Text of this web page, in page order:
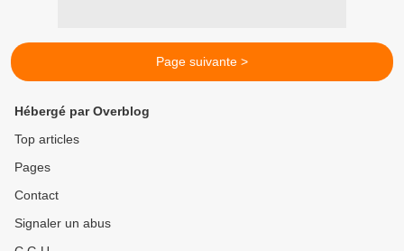
Page suivante >
Hébergé par Overblog
Top articles
Pages
Contact
Signaler un abus